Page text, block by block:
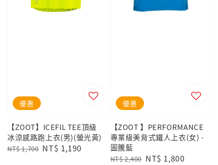
優惠
【ZOOT】ICEFIL TEE頂級
冰涼感路跑上衣(男)(螢光黃)
Regular
NT$ 1,700 Sale
NT$ 1,190
優惠
【ZOOT 】PERFORMANCE
專業級美背式鐵人上衣(女) -
圖騰藍
Regular
NT$ 2,400 Sale
NT$ 1,800